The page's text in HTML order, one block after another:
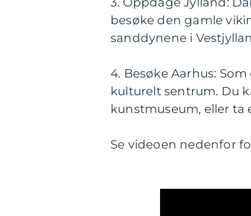
besøke den gamle
sanddynene i
4. Besøke Aarhus:
kulturelt sentrum. Du
kunstmuseum, eller ta
Se videoen nedenfor